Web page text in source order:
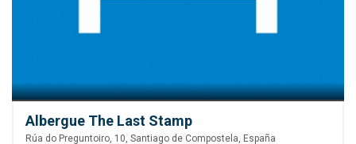
Albergue The Last Stamp
Rúa do Preguntoiro, 10, Santiago de Compostela, España